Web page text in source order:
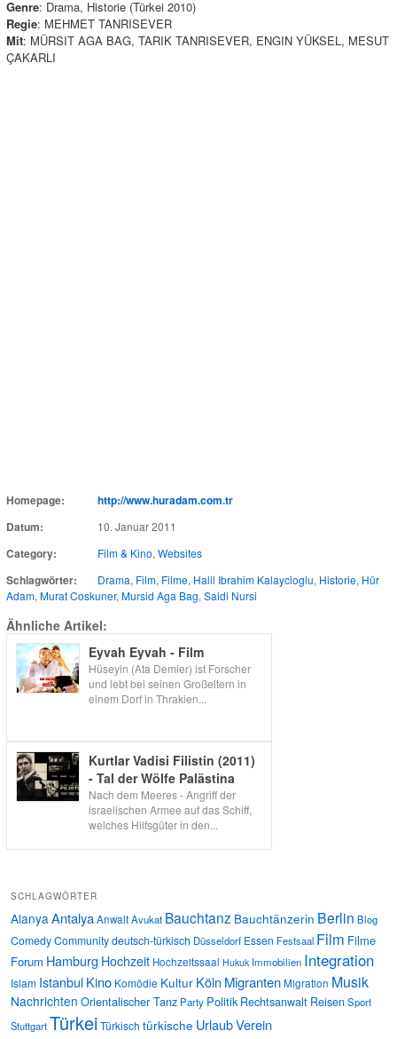
Genre: Drama, Historie (Türkei 2010)
Regie: MEHMET TANRISEVER
Mit: MÜRSIT AGA BAG, TARIK TANRISEVER, ENGIN YÜKSEL, MESUT
ÇAKARLI
Homepage:
http://www.huradam.com.tr
Datum:
10. Januar 2011
Category: Film & Kino, Websites
Schlagwörter: Drama, Film, Filme, Halil Ibrahim Kalaycioglu, Historie, Hür
Adam, Murat Coskuner, Mursid Aga Bag, Saidi Nursi
Ähnliche Artikel:
Eyvah Eyvah - Film
Hüseyin (Ata Demier) ist Forscher
und lebt bei seinen Großeltern in
einem Dorf in Thrakien...
Kurtlar Vadisi Filistin (2011)
- Tal der Wölfe Palästina
Nach dem Meeres - Angriff der
israelischen Armee auf das Schiff,
welches Hilfsgüter in den...
SCHLAGWÖRTER
Alanya AntalyaAnwaltAvukat Bauchtanz Bauchtänzerin Berlin Blog
ComedyCommunitydeutsch-türkisch Düsseldorf Essen Festsaal Film Filme
Forum Hamburg Hochzeit Hochzeitssaal Hukuk Immobilien Integration
Islam IstanbulKino Komödie Kultur Köln MigrantenMigration Musik
Nachrichten Orientalischer Tanz Party Politik Rechtsanwalt ReisenSport
StuttgartTürkeiTürkisch türkische UrlaubVerein